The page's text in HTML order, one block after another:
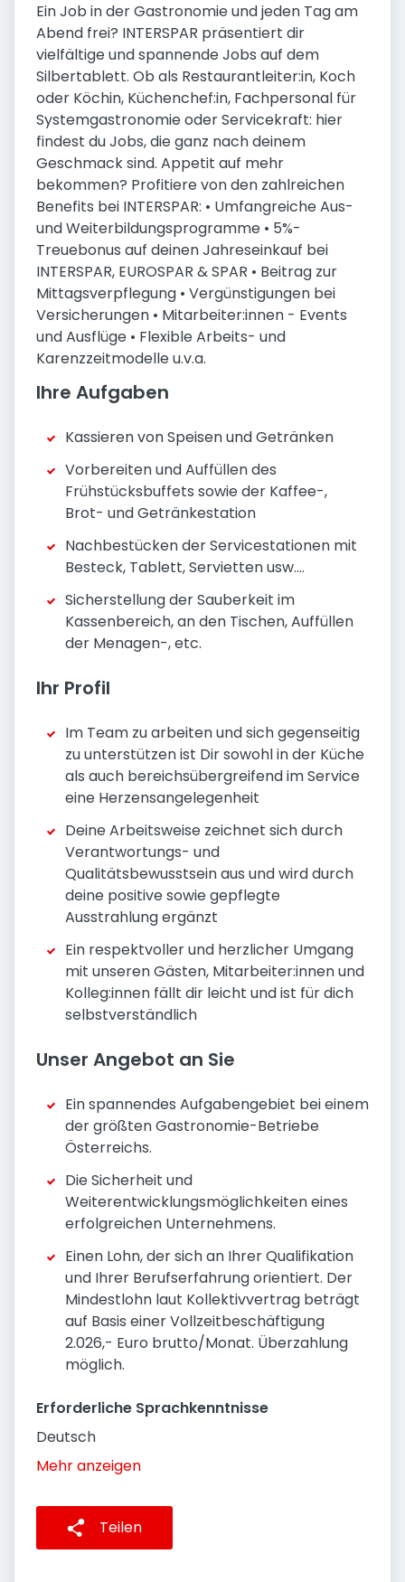
Ein Job in der Gastronomie und jeden Tag am
Abend frei? INTERSPAR präsentiert dir
vielfältige und spannende Jobs auf dem
Silbertablett. Ob als Restaurantleiter:in, Koch
oder Köchin, Küchenchef:in, Fachpersonal für
Systemgastronomie oder Servicekraft: hier
findest du Jobs, die ganz nach deinem
Geschmack sind. Appetit auf mehr
bekommen? Profitiere von den zahlreichen
Benefits bei INTERSPAR: • Umfangreiche Aus-
und Weiterbildungsprogramme • 5%-
Treuebonus auf deinen Jahreseinkauf bei
INTERSPAR, EUROSPAR & SPAR • Beitrag zur
Mittagsverpflegung • Vergünstigungen bei
Versicherungen • Mitarbeiter:innen - Events
und Ausflüge • Flexible Arbeits- und
Karenzzeitmodelle u.v.a.
Ihre Aufgaben
Kassieren von Speisen und Getränken
Vorbereiten und Auffüllen des
Frühstücksbuffets sowie der Kaffee-,
Brot- und Getränkestation
Nachbestücken der Servicestationen mit
Besteck, Tablett, Servietten usw....
Sicherstellung der Sauberkeit im
Kassenbereich, an den Tischen, Auffüllen
der Menagen-, etc.
Ihr Profil
Im Team zu arbeiten und sich gegenseitig
zu unterstützen ist Dir sowohl in der Küche
als auch bereichsübergreifend im Service
eine Herzensangelegenheit
Deine Arbeitsweise zeichnet sich durch
Verantwortungs- und
Qualitätsbewusstsein aus und wird durch
deine positive sowie gepflegte
Ausstrahlung ergänzt
Ein respektvoller und herzlicher Umgang
mit unseren Gästen, Mitarbeiter:innen und
Kolleg:innen fällt dir leicht und ist für dich
selbstverständlich
Unser Angebot an Sie
Ein spannendes Aufgabengebiet bei einem
der größten Gastronomie-Betriebe
Österreichs.
Die Sicherheit und
Weiterentwicklungsmöglichkeiten eines
erfolgreichen Unternehmens.
Einen Lohn, der sich an Ihrer Qualifikation
und Ihrer Berufserfahrung orientiert. Der
Mindestlohn laut Kollektivvertrag beträgt
auf Basis einer Vollzeitbeschäftigung
2.026,- Euro brutto/Monat. Überzahlung
möglich.
Erforderliche Sprachkenntnisse
Deutsch
Mehr anzeigen
Teilen